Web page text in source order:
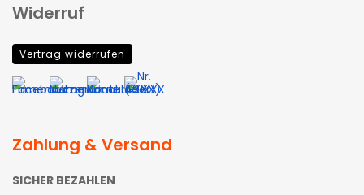
Widerruf
Vertrag widerrufen
Zahlung & Versand
SICHER BEZAHLEN